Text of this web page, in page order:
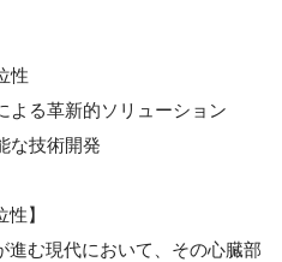
性
よる革新的ソリューション
な技術開発
】
進む現代において、その心臓部